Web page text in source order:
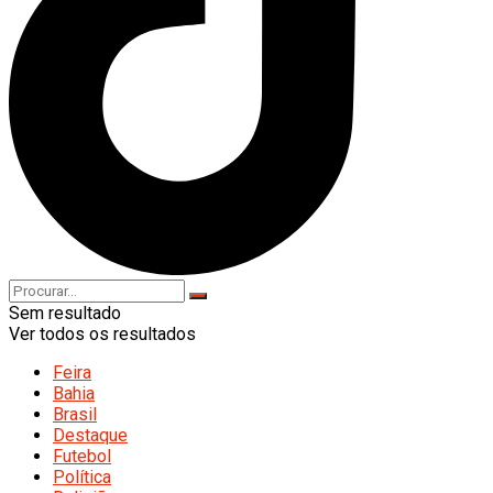
Sem resultado
Ver todos os resultados
Feira
Bahia
Brasil
Destaque
Futebol
Política